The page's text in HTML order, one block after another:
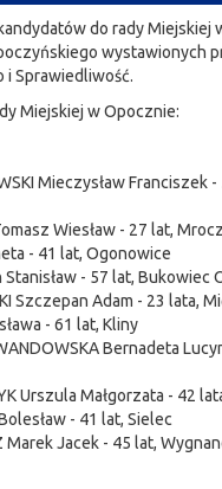
do rady Miejskiej
wystawionych
i Sprawiedliwość.
Miejskiej w Opocznie:
Mieczysław Franciszek
Wiesław - 27 lat,
- 41 lat, Ogonowice
Stanisław - 57 lat, Bukowiec
Szczepan Adam - 23 lata,
- 61 lat, Kliny
Bernadeta
Urszula Małgorzata - 42
- 41 lat, Sielec
Marek Jacek - 45 lat,